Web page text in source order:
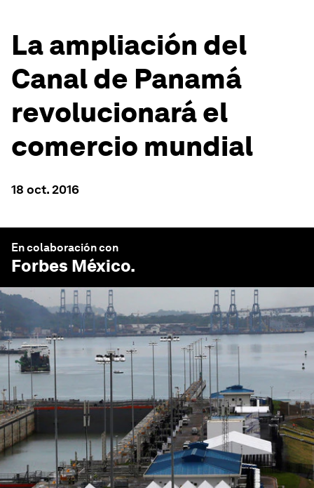
La ampliación del
Canal de Panamá
revolucionará el
comercio mundial
18 oct. 2016
En colaboración con
Forbes México.